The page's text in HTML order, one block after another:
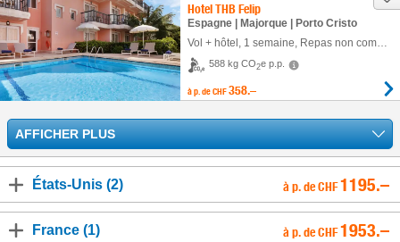
Hotel THB Felip
Espagne | Majorque | Porto Cristo
Vol + hôtel 1 semaine , Repas non compris
588 kg CO2e p.p.
à p. de CHF 358.–
AFFICHER PLUS
États-Unis (2) à p. de CHF1195.–
France (1) à p. de CHF1953.–